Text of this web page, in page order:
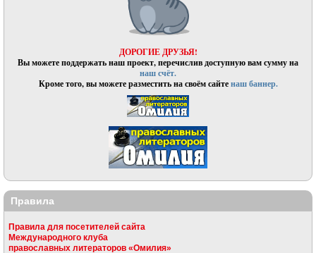
ДОРОГИЕ ДРУЗЬЯ!
Вы можете поддержать наш проект, перечислив доступную вам сумму на
наш счёт.
Кроме того, вы можете разместить на своём сайтенаш баннер.
Правила
Правила для посетителей сайта
Международного клуба
православных литераторов «Омилия»